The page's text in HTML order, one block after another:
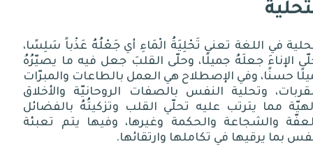
في اللغة تعني تَحْلِيَةُ الْمَاءِ أي جَعْلُهُ عَذْباً سَلِسًا،
الإناءَ جعلَهُ جميلًا، وحلّى القلبَ جعل فيه ما يصيّرُهُ
حسنًا، وفي الإصطلاح هي العمل بالطاعات والمبرّات
وتحلية النفس بالصفات الروحانيّة
والأخلاق
مما يترتب عليه تحلّي القلب وتزكيتُهُ
بالفضائل
والشجاعة والحكمة وغيرها، وفيها يتم
تعبئة
بما يرقيها في تكاملها وارتقائها.